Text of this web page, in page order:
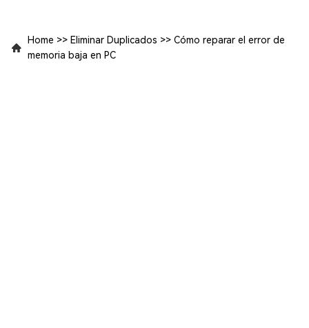
Home >> Eliminar Duplicados >> Cómo reparar el error de
memoria baja en PC